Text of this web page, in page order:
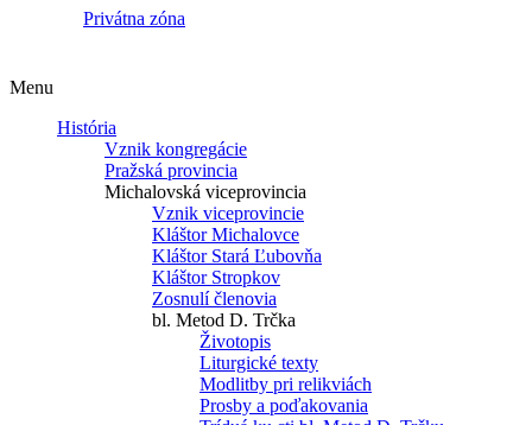
Privátna zóna
Menu
História
Vznik kongregácie
Pražská provincia
Michalovská viceprovincia
Vznik viceprovincie
Kláštor Michalovce
Kláštor Stará Ľubovňa
Kláštor Stropkov
Zosnulí členovia
bl. Metod D. Trčka
Životopis
Liturgické texty
Modlitby pri relikviách
Prosby a poďakovania